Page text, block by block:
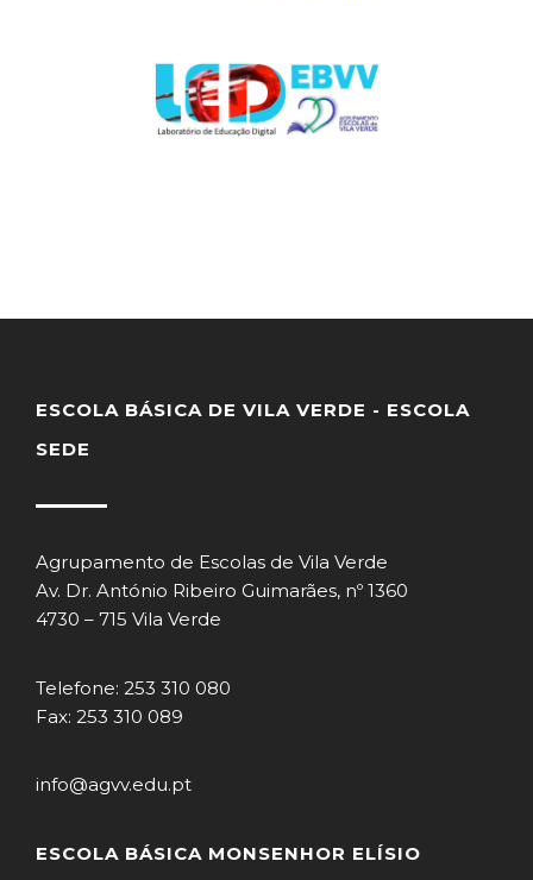
ESCOLA BÁSICA DE VILA VERDE - ESCOLA
SEDE
Agrupamento de Escolas de Vila Verde
Av. Dr. António Ribeiro Guimarães, nº 1360
4730 – 715 Vila Verde
Telefone: 253 310 080
Fax: 253 310 089
info@agvv.edu.pt
ESCOLA BÁSICA MONSENHOR ELÍSIO